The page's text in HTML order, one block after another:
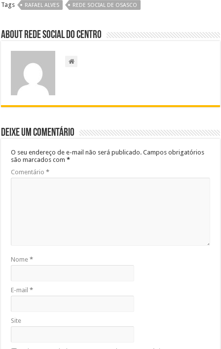
Tags RAFAEL ALVES REDE SOCIAL DE OSASCO
About Rede Social do Centro
Deixe um comentário
O seu endereço de e-mail não será publicado. Campos obrigatórios
são marcados com*
Comentário*
Nome*
E-mail*
Site